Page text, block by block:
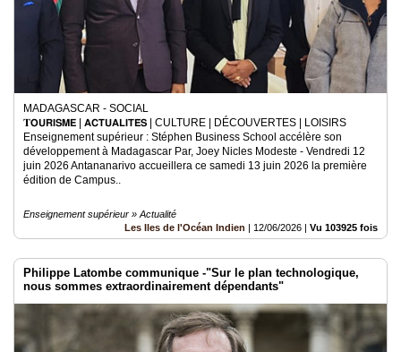
MADAGASCAR - SOCIAL
𝐓𝗢𝗨𝗥𝗜𝗦𝗠𝗘 | 𝗔𝗖𝗧𝗨𝗔𝗟𝗜𝗧𝗘́𝗦 | CULTURE | DÉCOUVERTES | LOISIRS
Enseignement supérieur : Stéphen Business School accélère son
développement à Madagascar Par, Joey Nicles Modeste - Vendredi 12
juin 2026 Antananarivo accueillera ce samedi 13 juin 2026 la première
édition de Campus..
Enseignement supérieur » Actualité
Les Iles de l'Océan Indien | 12/06/2026 | Vu 103925 fois
Philippe Latombe communique -"Sur le plan technologique,
nous sommes extraordinairement dépendants"